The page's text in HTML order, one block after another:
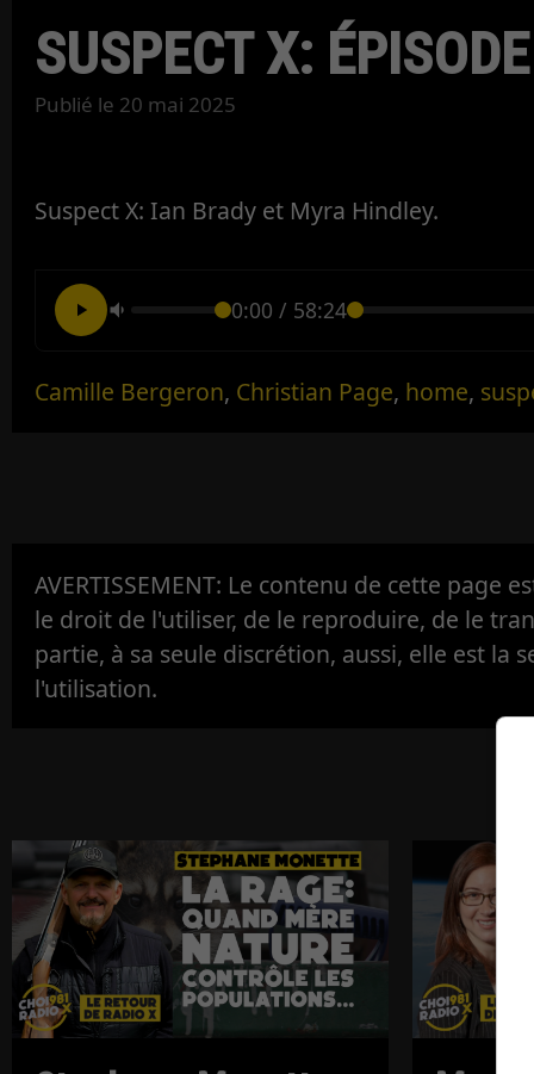
SUSPECT X:
Publié le 20 mai 2025
Suspect X: Ian Brady et Myra Hindley.
0:00 / 58:24
Camille Bergeron, Christian Page, home,
AVERTISSEMENT: Le contenu de cette page
le droit de l'utiliser, de le reproduire, de le
partie, à sa seule discrétion, aussi, elle est la
l'utilisation.